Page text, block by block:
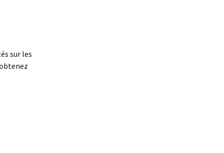
sur les